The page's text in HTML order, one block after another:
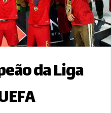
da Liga